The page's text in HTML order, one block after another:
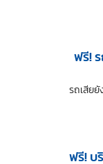
ฟรี!
รถเสีย
ฟรี! บ